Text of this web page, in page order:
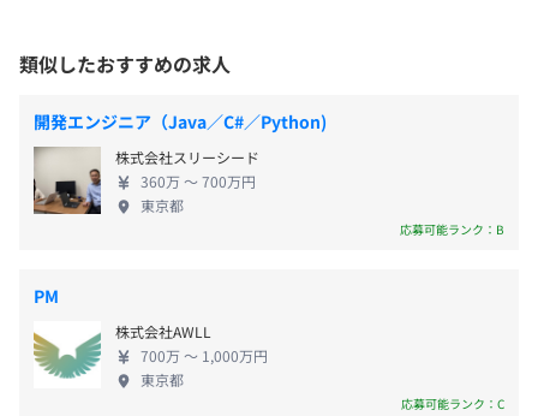
を統合 など
個人の成長を応援するための制度として、
・日本語（母国語としないメンバー対象）、英語語学力を
向上させることを目的とした「語学トレーニング補助」
「コミュニティ活動補助」
・指定された資格試験の試験費用を補助する「試験・試験
費補助」
受動喫煙防止措置に関する事項
・従業員に対する受動喫煙対策：あり
対策内容：敷地内禁煙
・年に1回
・4月分(4/1-4/30)から対象（※支給日は5/20）
・査定の結果、昇給・据置が決定（※非常に稀ですが、降
給することもあります）
社会保険完備（雇用・健康・労災・厚生年金）
Progressive Web Apps）に登録され、【Monaca】や
【Onsen UI】のプロダクトを創出した、私たちアシ
アルがさらに目指すのは、日本の情報技術力をグロ
ーバル基準にすることです。 （PWAには、日本企業
の中から２社が登録） 【アシアルのスタンスに共感
し、共に高めていける仲間をお待ちしております。】
アシアルは、情報テクノロジーを使って、世の中の
り、それぞれの専門領域や仕事におけるこだわりを
もち、期待値の半歩先をいくソリューションを提供
するために、チームで協力をして仕事に取り組んで
類似したおすすめの求人
開発エンジニア（Java／C#／Python)
株式会社スリーシード
360万 〜 700万円
東京都
応募可能ランク：B
PM
株式会社AWLL
700万 〜 1,000万円
東京都
応募可能ランク：C